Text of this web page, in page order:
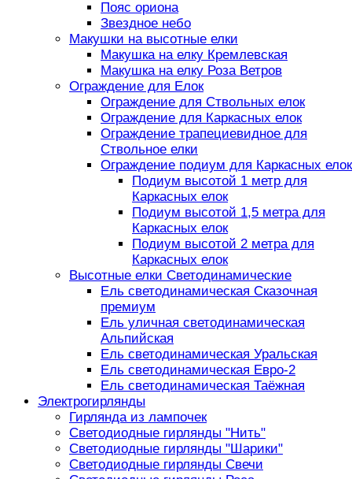
Пояс ориона
Звездное небо
Макушки на высотные елки
Макушка на елку Кремлевская
Макушка на елку Роза Ветров
Ограждение для Елок
Ограждение для Ствольных елок
Ограждение для Каркасных елок
Ограждение трапециевидное для
Ствольное елки
Ограждение подиум для Каркасных елок
Подиум высотой 1 метр для
Каркасных елок
Подиум высотой 1,5 метра для
Каркасных елок
Подиум высотой 2 метра для
Каркасных елок
Высотные елки Светодинамические
Ель светодинамическая Сказочная
премиум
Ель уличная светодинамическая
Альпийская
Ель светодинамическая Уральская
Ель светодинамическая Евро-2
Ель светодинамическая Таёжная
Электрогирлянды
Гирлянда из лампочек
Светодиодные гирлянды "Нить"
Светодиодные гирлянды "Шарики"
Светодиодные гирлянды Свечи